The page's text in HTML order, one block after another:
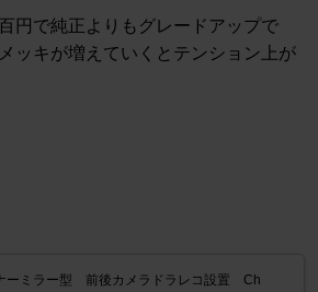
円で純正よりもグレードアップで
ッキが増えていくとテンション上が
ーミラー型 前後カメラドラレコ設置 Ch